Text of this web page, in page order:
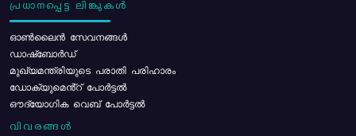
പ്രധാനപ്പെട്ട ലിങ്കുകൾ
ഓൺലൈൻ സേവനങ്ങൾ
ഡാഷ്ബോർഡ്
മുഖ്യമന്ത്രിയുടെ പരാതി പരിഹാരം
ഡോക്യുമെൻ്റ് പോർട്ടൽ
ഔദ്യോഗിക വെബ് പോർട്ടൽ
വിവരങ്ങൾ